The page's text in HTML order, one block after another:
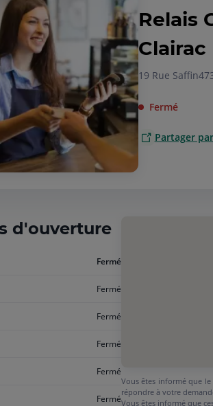
Relais
Clairac
19 Rue Saffin
Fermé
Partager
d'ouverture
Fermé
Fermé
Fermé
Fermé
Fermé
Fermé
Vous êtes informé que
répondre à votre
Vous êtes informé que